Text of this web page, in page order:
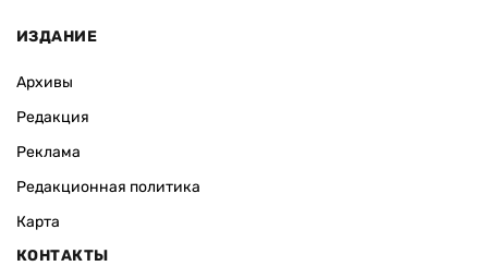
ИЗДАНИЕ
Архивы
Редакция
Реклама
Редакционная политика
Карта
КОНТАКТЫ